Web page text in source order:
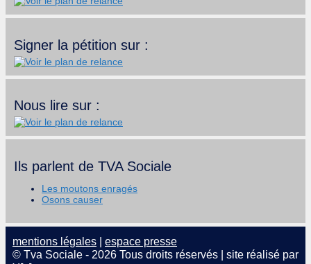
Signer la pétition sur :
Nous lire sur :
Ils parlent de TVA Sociale
Les moutons enragés
Osons causer
mentions légales
espace presse
© Tva Sociale - 2026 Tous droits réservés | site réalisé par